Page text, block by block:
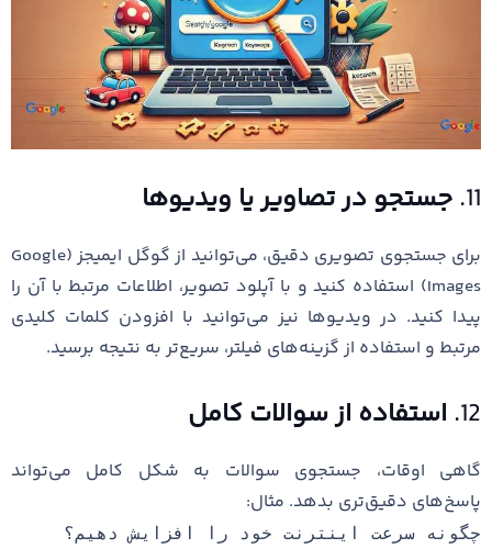
11. جستجو در تصاویر یا ویدیوها
برای جستجوی تصویری دقیق، می‌توانید از گوگل ایمیجز (Google
Images) استفاده کنید و با آپلود تصویر، اطلاعات مرتبط با آن را
پیدا کنید. در ویدیوها نیز می‌توانید با افزودن کلمات کلیدی
مرتبط و استفاده از گزینه‌های فیلتر، سریع‌تر به نتیجه برسید.
12. استفاده از سوالات کامل
گاهی اوقات، جستجوی سوالات به شکل کامل می‌تواند
پاسخ‌های دقیق‌تری بدهد. مثال:
چگونه سرعت اینترنت خود را افزایش دهیم؟